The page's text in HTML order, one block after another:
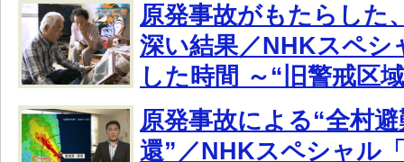
原発事故がもたらした
深い結果／NHKスペシ
した時間 ～“旧警戒区
原発事故による“全村
還”／NHKスペシャル